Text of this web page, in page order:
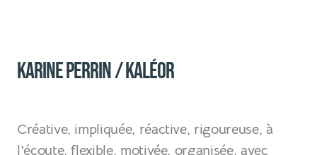
Karine Perrin / KALéOR
Créative, impliquée, réactive, rigoureuse, à
l'écoute, flexible, motivée, organisée, avec